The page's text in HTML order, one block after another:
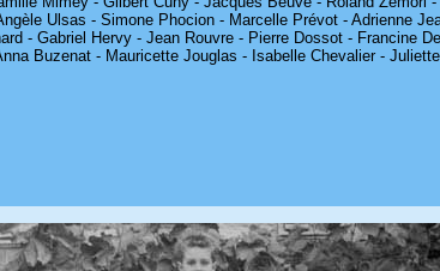
Ulsas - Simone Phocion - Marcelle Prévot - Adrienne
- Gabriel Hervy - Jean Rouvre - Pierre Dossot - Francine
Buzenat - Mauricette Jouglas - Isabelle Chevalier -